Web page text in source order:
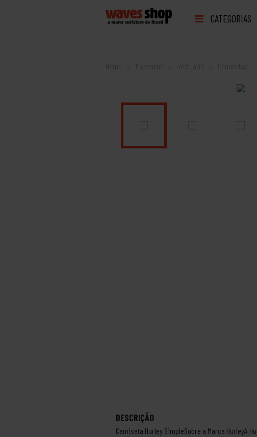
CATEGORIAS
Home Camisetas
DESCRIÇÃO
Camiseta Hurley SimpleSobre a Marca HurleyA